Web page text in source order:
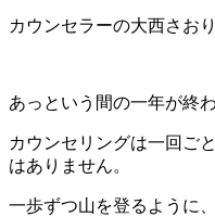
カウンセラーの大西さおり
あっという間の一年が終
カウンセリングは一回ご
はありません。
一歩ずつ山を登るように